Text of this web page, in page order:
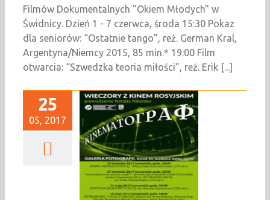
Filmów Dokumentalnych "Okiem Młodych" w
Świdnicy. Dzień 1 - 7 czerwca, środa 15:30 Pokaz
dla seniorów: “Ostatnie tango”, reż. German Kral,
Argentyna/Niemcy 2015, 85 min.* 19:00 Film
otwarcia: “Szwedzka teoria miłości”, reż. Erik [...]
25
05, 2017